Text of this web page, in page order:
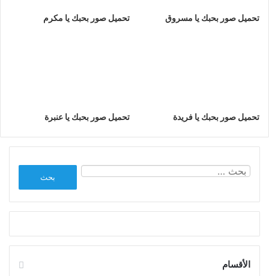
تحميل صور بحبك يا مسروق تحميل صور بحبك يا مكرم
تحميل صور بحبك يا فريدة تحميل صور بحبك يا عنبرة
الأقسام